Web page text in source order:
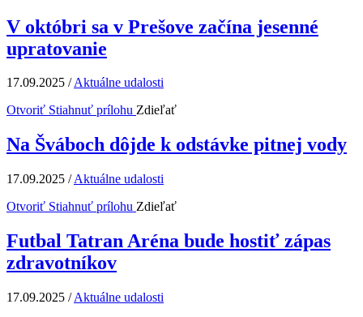
V októbri sa v Prešove začína jesenné
upratovanie
17.09.2025 /Aktuálne udalosti
Otvoriť Stiahnuť prílohu Zdieľať
Na Šváboch dôjde k odstávke pitnej vody
17.09.2025 /Aktuálne udalosti
Otvoriť Stiahnuť prílohu Zdieľať
Futbal Tatran Aréna bude hostiť zápas
zdravotníkov
17.09.2025 /Aktuálne udalosti